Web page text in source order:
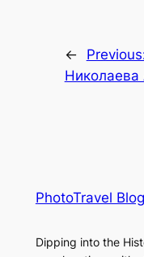
←
Николаева
PhotoTravel Blog
Dipping into the